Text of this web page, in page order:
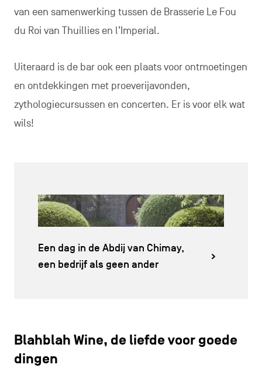
van een samenwerking tussen de Brasserie Le Fou
du Roi van Thuillies en l’Imperial.
Uiteraard is de bar ook een plaats voor ontmoetingen
en ontdekkingen met proeverijavonden,
zythologiecursussen en concerten. Er is voor elk wat
wils!
Een dag in de Abdij van Chimay,
een bedrijf als geen ander
Blahblah Wine, de liefde voor goede
dingen